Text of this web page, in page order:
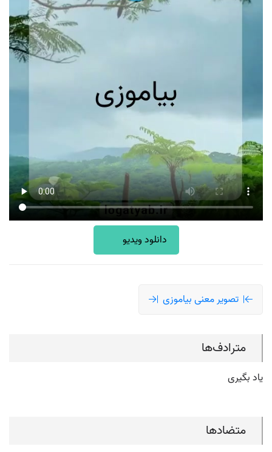
دانلود ویدیو
تصویر معنی بیاموزی
مترادف‌ها
یاد بگیری
متضادها